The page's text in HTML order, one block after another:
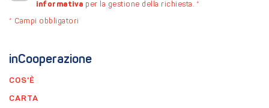
inCooperazione
COS'È
CARTA
informativa per la gestione della richiesta. *
* Campi obbligatori